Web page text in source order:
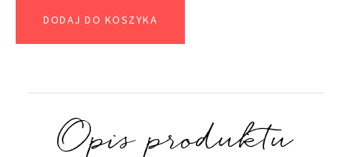
DODAJ DO KOSZYKA
Opis produktu